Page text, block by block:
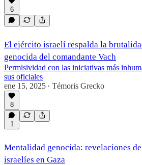
6
El ejército israelí respalda la
genocida del comandante Vach
Permisividad con las iniciativas más
sus oficiales
ene 15, 2025 • Témoris Grecko
8
1
Mentalidad genocida: revelaciones
israelíes en Gaza